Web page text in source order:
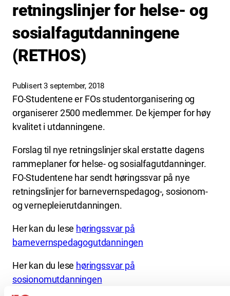
retningslinjer for helse- og
sosialfagutdanningene
(RETHOS)
Publisert 3 september, 2018
FO-Studentene er FOs studentorganisering og
organiserer 2500 medlemmer. De kjemper for høy
kvalitet i utdanningene.
Forslag til nye retningslinjer skal erstatte dagens
rammeplaner for helse- og sosialfagutdanninger.
FO-Studentene har sendt høringssvar på nye
retningslinjer for barnevernspedagog-, sosionom-
og vernepleierutdanningen.
Her kan du lese høringssvar på
barnevernspedagogutdanningen
Her kan du lese høringssvar på
sosionomutdanningen